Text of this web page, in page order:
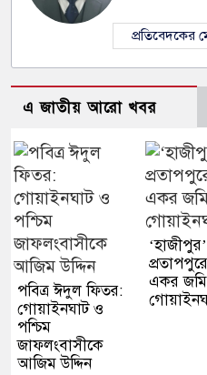
প্রতিবেদকের
এ জাতীয় আরো খবর
পবিত্র ঈদুল ফিতর:
গোয়াইনঘাট ও
পশ্চিম
জাফলংবাসীকে
আজিম উদ্দিন
একর জমি